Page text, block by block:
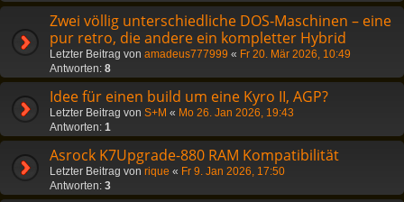
Zwei völlig unterschiedliche DOS‑Maschinen – eine
pur retro, die andere ein kompletter Hybrid
Letzter Beitrag von amadeus777999 « Fr 20. Mär 2026, 10:49
Antworten: 8
Idee für einen build um eine Kyro II, AGP?
Letzter Beitrag von S+M « Mo 26. Jan 2026, 19:43
Antworten: 1
Asrock K7Upgrade-880 RAM Kompatibilität
Letzter Beitrag von rique « Fr 9. Jan 2026, 17:50
Antworten: 3